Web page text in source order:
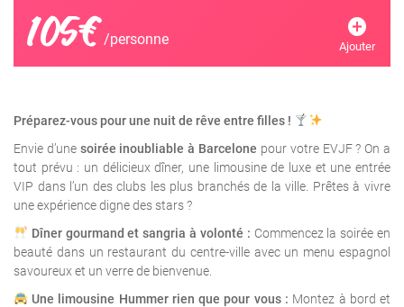
105€/personne add_circle
Ajouter
Préparez-vous pour une nuit de rêve entre filles !
Envie d’une soirée inoubliable à Barcelone pour votre EVJF ? On a
tout prévu : un délicieux dîner, une limousine de luxe et une entrée
VIP dans l’un des clubs les plus branchés de la ville. Prêtes à vivre
une expérience digne des stars ?
Dîner gourmand et sangria à volonté : Commencez la soirée en
beauté dans un restaurant du centre-ville avec un menu espagnol
savoureux et un verre de bienvenue.
Une limousine Hummer rien que pour vous : Montez à bord et